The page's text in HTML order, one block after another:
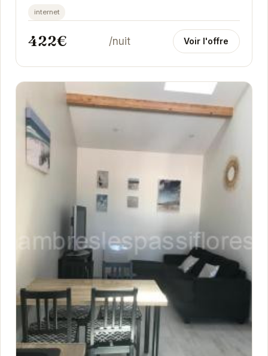
des vacances relaxantes en bord de mer.
internet
422€ /nuit Voir l'offre